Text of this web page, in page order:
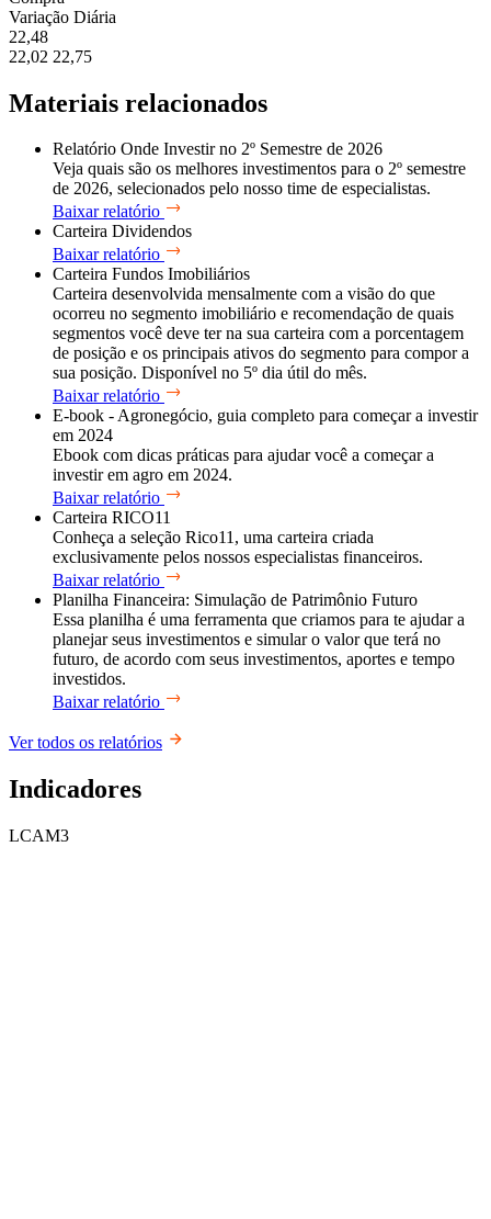
Variação Diária
22,48
22,02 22,75
Materiais relacionados
Relatório Onde Investir no 2º Semestre de 2026
Veja quais são os melhores investimentos para o 2º semestre
de 2026, selecionados pelo nosso time de especialistas.
Baixar relatório
Carteira Dividendos
Baixar relatório
Carteira Fundos Imobiliários
Carteira desenvolvida mensalmente com a visão do que
ocorreu no segmento imobiliário e recomendação de quais
segmentos você deve ter na sua carteira com a porcentagem
de posição e os principais ativos do segmento para compor a
sua posição. Disponível no 5º dia útil do mês.
Baixar relatório
E-book - Agronegócio, guia completo para começar a investir
em 2024
Ebook com dicas práticas para ajudar você a começar a
investir em agro em 2024.
Baixar relatório
Carteira RICO11
Conheça a seleção Rico11, uma carteira criada
exclusivamente pelos nossos especialistas financeiros.
Baixar relatório
Planilha Financeira: Simulação de Patrimônio Futuro
Essa planilha é uma ferramenta que criamos para te ajudar a
planejar seus investimentos e simular o valor que terá no
futuro, de acordo com seus investimentos, aportes e tempo
investidos.
Baixar relatório
Ver todos os relatórios
Indicadores
LCAM3